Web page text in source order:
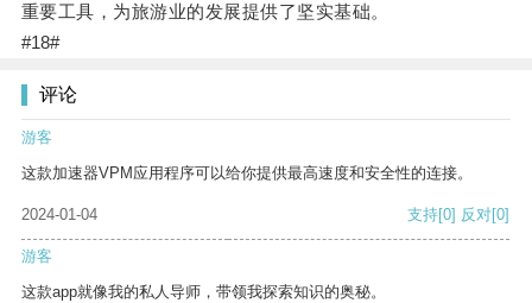
重要工具，为旅游业的发展提供了坚实基础。
#18#
评论
游客
这款加速器VPM应用程序可以给你提供最高速度和安全性的连接。
2024-01-04 支持[0] 反对[0]
游客
这款app就像我的私人导师，带领我探索知识的奥秘。